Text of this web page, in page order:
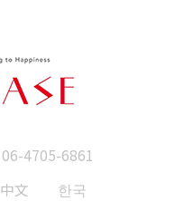
06-4705-6861
中文 한국